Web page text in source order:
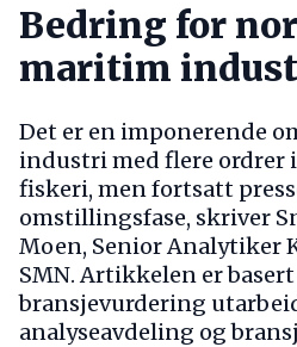
Bedring for
maritim
Det er en imponerende
industri med flere ordrer
fiskeri, men fortsatt
omstillingsfase, skriver
Moen, Senior Analytiker
SMN. Artikkelen er
bransjevurdering
analyseavdeling og